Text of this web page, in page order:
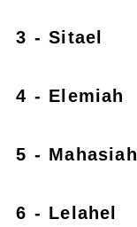
3 - Sitael
4 - Elemiah
5 - Mahasiah
6 - Lelahel